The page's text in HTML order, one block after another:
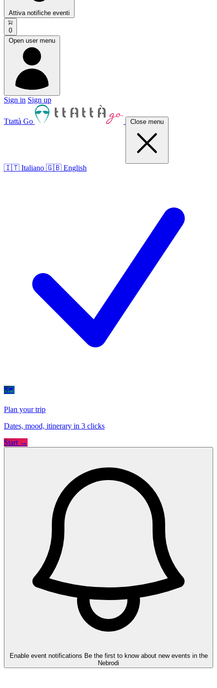
Attiva notifiche eventi
0
Open user menu
Sign in Sign up
Ttattà Go Close menu
🇮🇹 Italiano 🇬🇧 English
🗺
Plan your trip
Dates, mood, itinerary in 3 clicks
Start →
Enable event notifications Be the first to know about new events in the
Nebrodi